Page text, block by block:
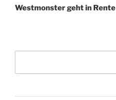
Beitrag
Westmonster geht in Rente